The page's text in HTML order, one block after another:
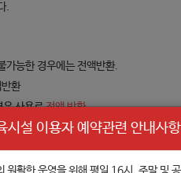
시설 이용자 예약관련 안내사항
원활한 운영을 위해 평일 16시, 주말 및
.
가능한 경우에는 전액반환.
환
우 사용료전액 반환
취소하는 경우 사용료의 100분의 90 반환
아니한다. 다만, 사용자의 귀책사유로